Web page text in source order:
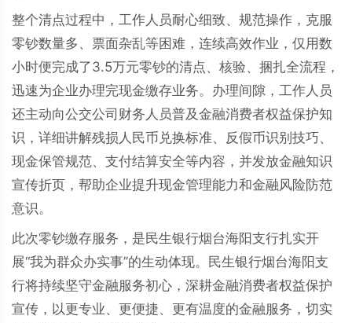
整个清点过程中，工作人员耐心细致、规范操作，克服
零钞数量多、票面杂乱等困难，连续高效作业，仅用数
小时便完成了3.5万元零钞的清点、核验、捆扎全流程，
迅速为企业办理完现金缴存业务。办理间隙，工作人员
还主动向公交公司财务人员普及金融消费者权益保护知
识，详细讲解残损人民币兑换标准、反假币识别技巧、
现金保管规范、支付结算安全等内容，并发放金融知识
宣传折页，帮助企业提升现金管理能力和金融风险防范
意识。
此次零钞缴存服务，是民生银行烟台海阳支行扎实开
展“我为群众办实事”的生动体现。民生银行烟台海阳支
行将持续坚守金融服务初心，深耕金融消费者权益保护
宣传，以更专业、更便捷、更有温度的金融服务，切实